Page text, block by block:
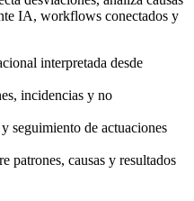
IA, workflows conectados y
interpretada desde
incidencias y no
seguimiento de actuaciones
patrones, causas y resultados